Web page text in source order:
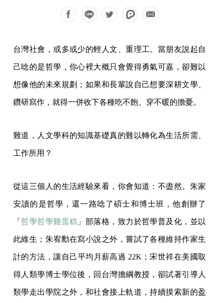
台灣社會，或多或少的輕人文、重理工。當朋友說起自
己唸的是哲學，你心裡大概只會覺得勇氣可嘉，卻難以
想像他的未來規劃；如果和長輩說自己想要深耕文學、
鑽研寫作，就得一併收下各種吃不飽、穿不暖的擔憂。
難道，人文學科的知識基礎真的難以轉化為生活所需、
工作所用？
從這三個人的生活經驗來看，你會知道：不盡然。朱家
安讀的是哲學，還一路唸了碩士和博士班，他創辦了
「哲學哲學雞蛋糕 」部落格，致力於哲學普及化，並以
此維生；朱宥勳在寫小說之外，嘗試了各種維持作家生
計的方法，讓自己平均月薪高過 22K；宋世祥在美國取
得人類學博士學位後，回台灣擔綱教授，卻試著引導人
類學走出學院之外，和社會接上軌道，持續摸索新的盈